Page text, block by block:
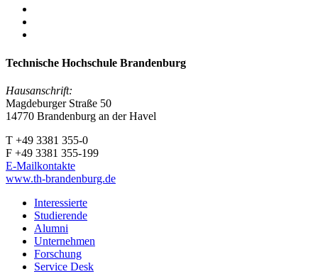
Technische Hochschule Brandenburg
Hausanschrift:
Magdeburger Straße 50
14770 Brandenburg an der Havel
T +49 3381 355-0
F +49 3381 355-199
E-Mailkontakte
www.th-brandenburg.de
Interessierte
Studierende
Alumni
Unternehmen
Forschung
Service Desk